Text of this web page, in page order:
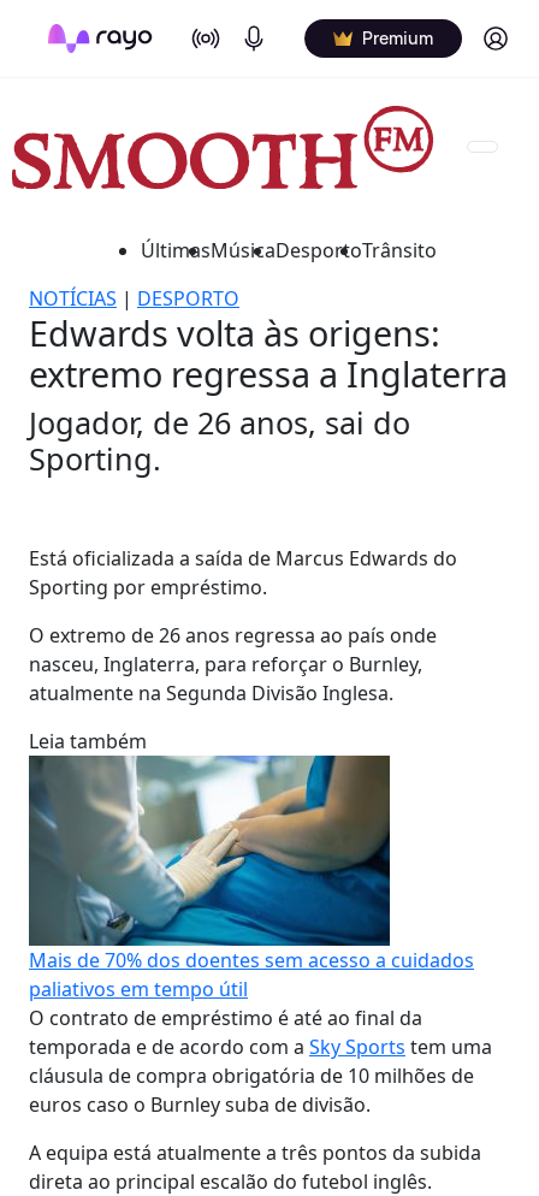
On Air Podcasts Premium Log in
ÚltimasMúsicaDesportoTrânsito
NOTÍCIAS | DESPORTO
Edwards volta às origens:
extremo regressa a Inglaterra
Jogador, de 26 anos, sai do
Sporting.
Está oficializada a saída de Marcus Edwards do
Sporting por empréstimo.
O extremo de 26 anos regressa ao país onde
nasceu, Inglaterra, para reforçar o Burnley,
atualmente na Segunda Divisão Inglesa.
Leia também
Mais de 70% dos doentes sem acesso a cuidados
paliativos em tempo útil
O contrato de empréstimo é até ao final da
temporada e de acordo com a Sky Sports tem uma
cláusula de compra obrigatória de 10 milhões de
euros caso o Burnley suba de divisão.
A equipa está atualmente a três pontos da subida
direta ao principal escalão do futebol inglês.